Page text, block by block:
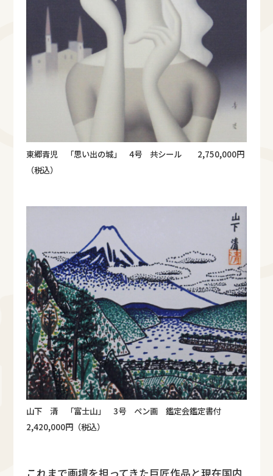
東郷青児 「思い出の城」 4号 共シール 2,750,000円
（税込）
山下 清 「富士山」 3号 ペン画 鑑定会鑑定書付
2,420,000円（税込）